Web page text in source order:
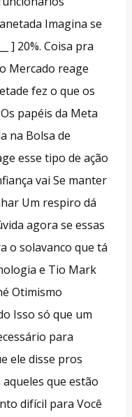
Imagina se
] 20%. Coisa pra
Mercado reage
fez o que os
papéis da Meta
na Bolsa de
esse tipo de ação
vai Se manter
Um respiro dá
agora se essas
o solavanco que tá
e Tio Mark
Otimismo
Isso só que um
para
ele disse pros
que estão
difícil para Você